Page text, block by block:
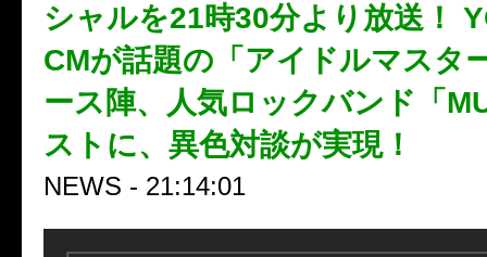
シャルを21時30分より放送！
CMが話題の「アイドルマスタ
ース陣、人気ロックバンド「
ストに、異色対談が実現！
NEWS - 21:14:01